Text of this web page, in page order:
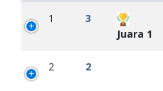
1
3
Juara 1
2 2